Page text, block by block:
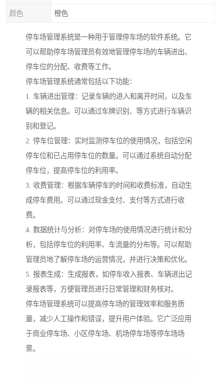
颜色 橙色
停车场管理系统是一种用于管理停车场的软件系统。它
可以帮助停车场管理员有效地管理停车场的车辆进出、
停车位的分配、收费等工作。
停车场管理系统通常包括以下功能：
1. 车辆进出管理：记录车辆的进入和离开时间，以及车
辆的相关信息。可以通过车牌识别、等方式进行车辆识
别和登记。
2. 停车位管理：实时监测停车位的使用情况，包括空闲
停车位和已占用停车位的数量。可以通过系统自动分配
停车位，提高停车位的利用率。
3. 收费管理：根据车辆停车的时间和收费标准，自动生
成停车费用。可以通过现金支付、支付等方式进行收
费。
4. 数据统计与分析：对停车场的使用情况进行统计和分
析，包括停车位的利用率、车流量的分布等。可以帮助
管理员地了解停车场的运营情况，并进行决策和优化。
5. 报表生成：生成报表，如停车收入报表、车辆进出记
录报表等，方便管理员进行日常管理和财务核对。
停车场管理系统可以提高停车场的管理效率和服务质
量，减少人工操作和错误，提升用户体验。它广泛应用
于商业停车场、小区停车场、机场停车场等停车场场
景。